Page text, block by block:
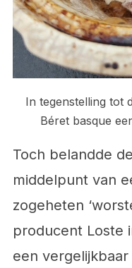
In tegenstelling tot
Béret basque
Toch belandde
middelpunt van
zogeheten
producent Loste
een